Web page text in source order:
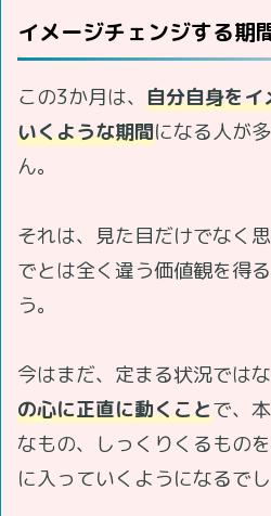
イメージチェンジする期
この3か月は、 自分自身をイ
いくような期間になる人が
ん。
それは、見た目だけでなく
でとは全く違う価値観を得
う。
今はまだ、定まる状況では
の心に正直に動くことで、
なもの、しっくりくるもの
に入っていくようになるでし